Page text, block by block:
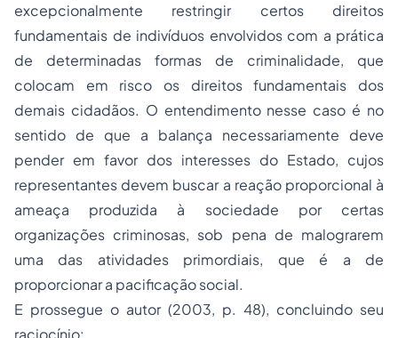
excepcionalmente restringir certos direitos
fundamentais de indivíduos envolvidos com a prática
de determinadas formas de criminalidade, que
colocam em risco os direitos fundamentais dos
demais cidadãos. O entendimento nesse caso é no
sentido de que a balança necessariamente deve
pender em favor dos interesses do Estado, cujos
representantes devem buscar a reação proporcional à
ameaça produzida à sociedade por certas
organizações criminosas, sob pena de malograrem
uma das atividades primordiais, que é a de
proporcionar a pacificação social.
E prossegue o autor (2003, p. 48), concluindo seu
raciocínio: